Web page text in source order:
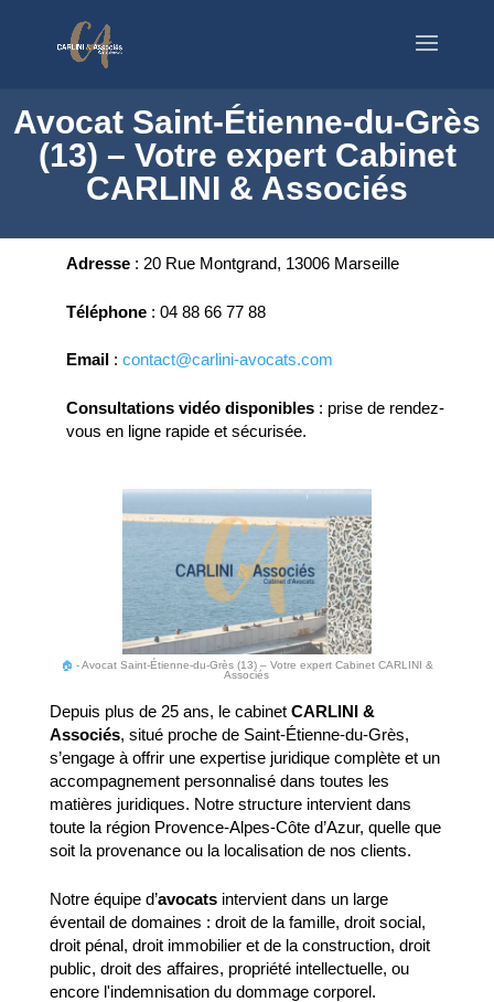
Avocat Saint-Étienne-du-Grès
(13) – Votre expert Cabinet
CARLINI & Associés
Adresse: 20 Rue Montgrand, 13006 Marseille
Téléphone: 04 88 66 77 88
Email: contact@carlini-avocats.com
Consultations vidéo disponibles: prise de rendez-
vous en ligne rapide et sécurisée.
🏠 -Avocat Saint-Étienne-du-Grès (13) – Votre expert Cabinet CARLINI &
Associés
Depuis plus de 25 ans, le cabinet CARLINI &
Associés, situé proche de Saint-Étienne-du-Grès,
s’engage à offrir une expertise juridique complète et un
accompagnement personnalisé dans toutes les
matières juridiques. Notre structure intervient dans
toute la région Provence-Alpes-Côte d’Azur, quelle que
soit la provenance ou la localisation de nos clients.
Notre équipe d’avocatsintervient dans un large
éventail de domaines : droit de la famille, droit social,
droit pénal, droit immobilier et de la construction, droit
public, droit des affaires, propriété intellectuelle, ou
encore l'indemnisation du dommage corporel.